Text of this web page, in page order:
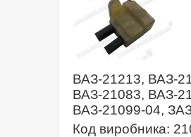
ВАЗ-21213, ВАЗ-
ВАЗ-21083, ВАЗ-
ВАЗ-21099-04,
Код виробника: